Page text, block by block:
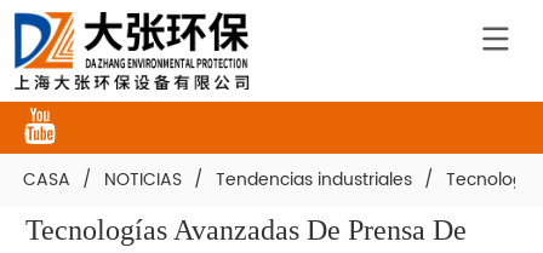
CASA / NOTICIAS / Tendencias industriales /
Tecnologías Avanzadas De Prensa De